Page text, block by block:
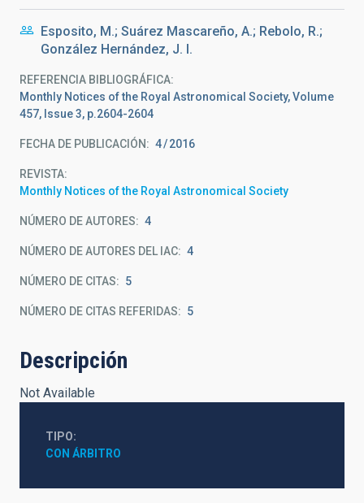
Esposito, M.; Suárez Mascareño, A.; Rebolo, R.;
González Hernández, J. I.
REFERENCIA BIBLIOGRÁFICA
Monthly Notices of the Royal Astronomical Society, Volume
457, Issue 3, p.2604-2604
FECHA DE PUBLICACIÓN: 4 2016
REVISTA
Monthly Notices of the Royal Astronomical Society
NÚMERO DE AUTORES 4
NÚMERO DE AUTORES DEL IAC 4
NÚMERO DE CITAS 5
NÚMERO DE CITAS REFERIDAS 5
Descripción
Not Available
TIPO
CON ÁRBITRO